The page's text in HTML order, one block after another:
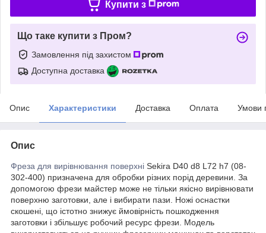
Купити з
Що таке купити з Пром?
Замовлення під захистом
Доступна доставка
Опис Характеристики Доставка Оплата Умови
Опис
Фреза для вирівнювання поверхні Sekira D40 d8 L72 h7 (08-
302-400) призначена для обробки різних порід деревини. За
допомогою фрези майстер може не тільки якісно вирівнювати
поверхню заготовки, але і вибирати пази. Ножі оснастки
скошені, що істотно знижує ймовірність пошкодження
заготовки і збільшує робочий ресурс фрези. Модель